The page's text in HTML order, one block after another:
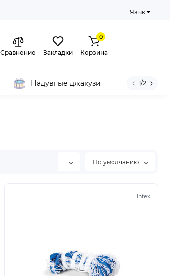
Язык
Сравнение Закладки
0
Корзина
Надувные джакузи 1/2
По умолчанию
Intex